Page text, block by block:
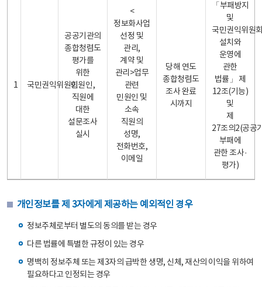
1 국민권익위원회
공공기관의
종합청렴도
평가를
위한
민원인,
직원에
대한
설문조사
실시
<
정보화사업
선정 및
관리,
계약 및
관리>업무
관련
민원인 및
소속
직원의
성명,
전화번호,
이메일
당해 연도
종합청렴도
조사 완료
시까지
「부패방지
및
국민권익위원
설치와
운영에
관한
법률」 제
12조(기능)
및
제
27조의2(공공
부패에
관한 조사·
평가)
개인정보를 제 3자에게 제공하는 예외적인 경우
정보주체로부터 별도의 동의를 받는 경우
다른 법률에 특별한 규정이 있는 경우
명백히 정보주체 또는 제3자의 급박한 생명, 신체, 재산의 이익을 위하여
필요하다고 인정되는 경우